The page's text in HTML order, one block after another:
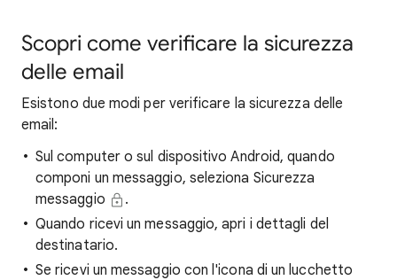
Scopri come verificare la sicurezza
delle email
Esistono due modi per verificare la sicurezza delle
email:
Sul computer o sul dispositivo Android, quando
componi un messaggio, seleziona Sicurezza
messaggio
.
Quando ricevi un messaggio, apri i dettagli del
destinatario.
Se ricevi un messaggio con l'icona di un lucchetto